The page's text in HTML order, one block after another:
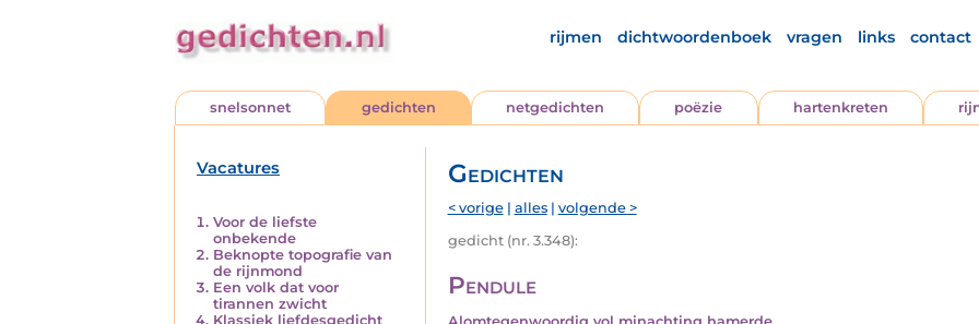
rijmen dichtwoordenboek vragen links contact
snelsonnet gedichten netgedichten poëzie hartenkreten
Vacatures
Voor de liefste
onbekende
Beknopte topografie van
de rijnmond
Een volk dat voor
tirannen zwicht
Klassiek liefdesgedicht
Gedichten
< vorige| alles| volgende >
gedicht (nr. 3.348):
Pendule